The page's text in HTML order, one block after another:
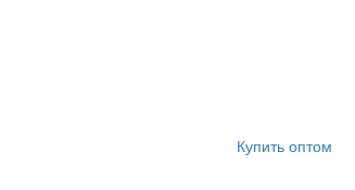
Купить оптом